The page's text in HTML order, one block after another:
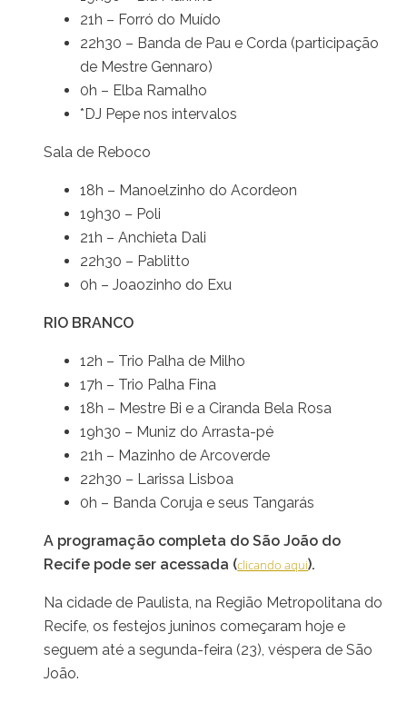
21h – Forró do Muído
22h30 – Banda de Pau e Corda (participação
de Mestre Gennaro)
0h – Elba Ramalho
*DJ Pepe nos intervalos
Sala de Reboco
18h – Manoelzinho do Acordeon
19h30 – Poli
21h – Anchieta Dali
22h30 – Pablitto
0h – Joaozinho do Exu
RIO BRANCO
12h – Trio Palha de Milho
17h – Trio Palha Fina
18h – Mestre Bi e a Ciranda Bela Rosa
19h30 – Muniz do Arrasta-pé
21h – Mazinho de Arcoverde
22h30 – Larissa Lisboa
0h – Banda Coruja e seus Tangarás
A programação completa do São João do
Recife pode ser acessada (clicando aqui).
Na cidade de Paulista, na Região Metropolitana do
Recife, os festejos juninos começaram hoje e
seguem até a segunda-feira (23), véspera de São
João.